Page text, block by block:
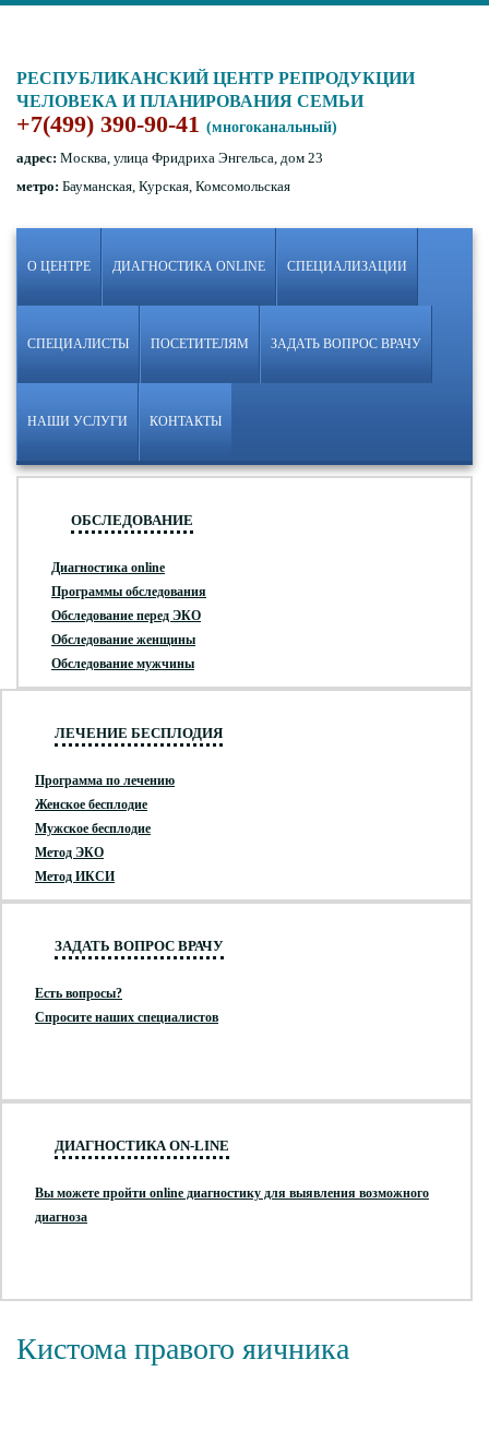
РЕСПУБЛИКАНСКИЙ ЦЕНТР РЕПРОДУКЦИИ
ЧЕЛОВЕКА И ПЛАНИРОВАНИЯ СЕМЬИ
+7(499) 390-90-41 (многоканальный)
адрес: Москва, улица Фридриха Энгельса, дом 23
метро: Бауманская, Курская, Комсомольская
О ЦЕНТРЕ ДИАГНОСТИКА ONLINE СПЕЦИАЛИЗАЦИИ
СПЕЦИАЛИСТЫ ПОСЕТИТЕЛЯМ ЗАДАТЬ ВОПРОС ВРАЧУ
НАШИ УСЛУГИ КОНТАКТЫ
ОБСЛЕДОВАНИЕ
Диагностика online
Программы обследования
Обследование перед ЭКО
Обследование женщины
Обследование мужчины
ЛЕЧЕНИЕ БЕСПЛОДИЯ
Программа по лечению
Женское бесплодие
Мужское бесплодие
Метод ЭКО
Метод ИКСИ
ЗАДАТЬ ВОПРОС ВРАЧУ
Есть вопросы?
Спросите наших специалистов
ДИАГНОСТИКА ON-LINE
Вы можете пройти online диагностику для выявления возможного
диагноза
Кистома правого яичника